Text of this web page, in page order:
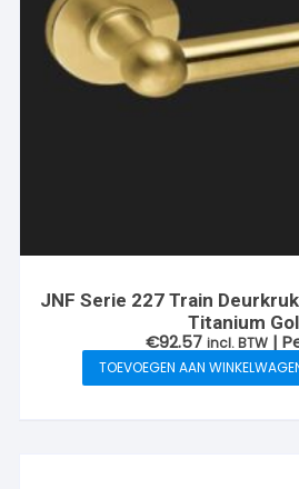
JNF Serie 227 Train
Titanium
€92.57 incl. BTW |
TOEVOEGEN AAN